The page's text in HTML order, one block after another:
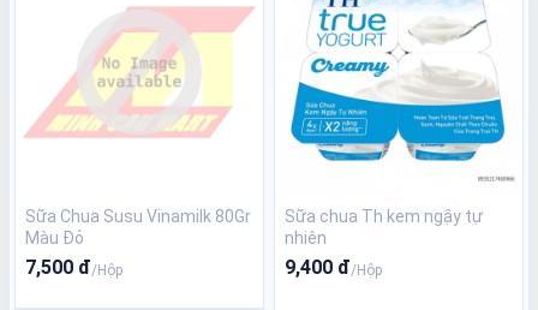
Sữa Chua Susu Vinamilk 80Gr
Màu Đỏ
7,500 đ/Hộp
Sữa chua Th kem ngậy tự
nhiên
9,400 đ/Hộp